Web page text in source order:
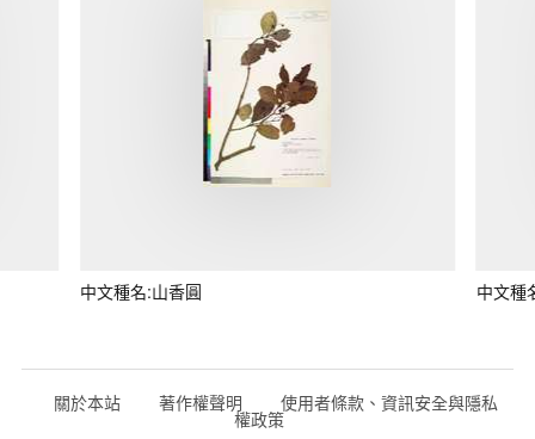
中文種名:山香圓 中文種
關於本站 著作權聲明 使用者條款、資訊安全與隱私
權政策